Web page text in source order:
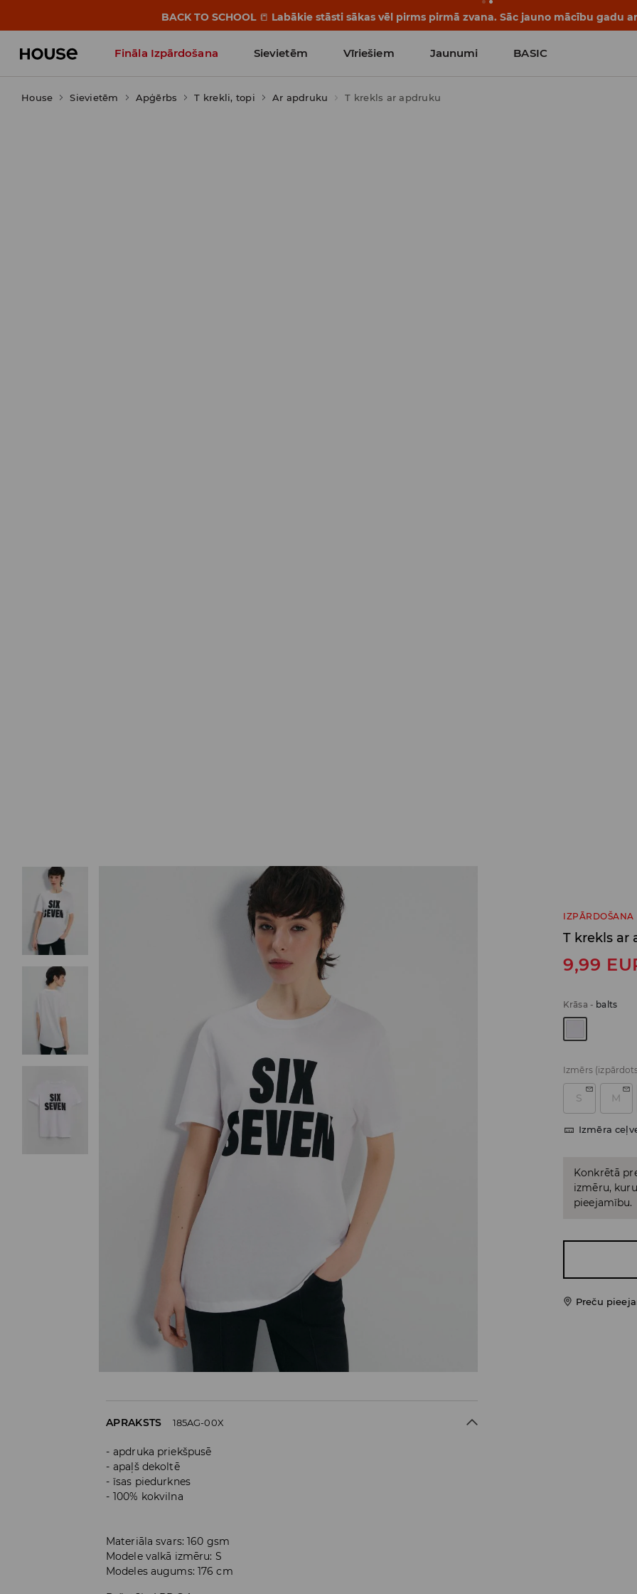
BACK TO SCHOOL 📒 Labākie stāsti sākas vēl pirms pirmā zvana. Sāc jauno mācību gadu
Fināla Izpārdošana Sievietēm Vīriešiem Jaunumi BASIC
Influencers' Faves
House Sievietēm Apģērbs T krekli, topi Ar apdruku T krekls ar apdruku
IZPĀRDOŠANA
T krekls ar
9,99
Krāsa - balts
Izmērs
S M
Izmēra
Konkrētā
izmēru,
pieejamību.
Preču
APRAKSTS 185AG-00X
apdruka priekšpusē
apaļš dekoltē
īsas piedurknes
100% kokvilna
Materiāla svars: 160 gsm
Modele valkā izmēru: S
Modeles augums: 176 cm